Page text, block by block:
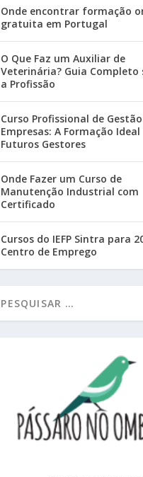
Onde encontrar formação
gratuita em Portugal
O Que Faz um Auxiliar de
Veterinária? Guia Completo
a Profissão
Curso Profissional de
Empresas: A Formação
Futuros Gestores
Onde Fazer um Curso de
Manutenção Industrial com
Certificado
Cursos do IEFP Sintra para
Centro de Emprego